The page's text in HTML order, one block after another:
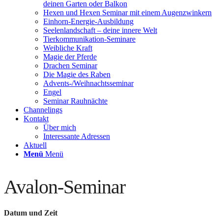
deinen Garten oder Balkon
Hexen und Hexen Seminar mit einem Augenzwinkern
Einhorn-Energie-Ausbildung
Seelenlandschaft – deine innere Welt
Tierkommunikation-Seminare
Weibliche Kraft
Magie der Pferde
Drachen Seminar
Die Magie des Raben
Advents-/Weihnachtsseminar
Engel
Seminar Rauhnächte
Channelings
Kontakt
Über mich
Interessante Adressen
Aktuell
Menü Menü
Avalon-Seminar
Datum und Zeit